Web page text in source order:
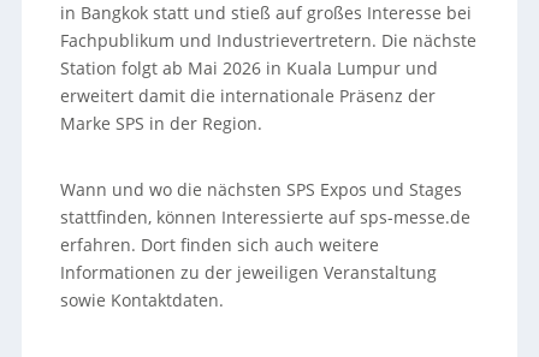
in Bangkok statt und stieß auf großes Interesse bei
Fachpublikum und Industrievertretern. Die nächste
Station folgt ab Mai 2026 in Kuala Lumpur und
erweitert damit die internationale Präsenz der
Marke SPS in der Region.
Wann und wo die nächsten SPS Expos und Stages
stattfinden, können Interessierte auf sps-messe.de
erfahren. Dort finden sich auch weitere
Informationen zu der jeweiligen Veranstaltung
sowie Kontaktdaten.